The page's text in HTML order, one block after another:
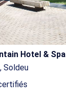
Hotel & Spa
Soldeu